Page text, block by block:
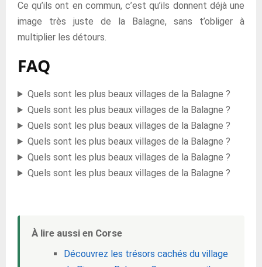
Ce qu’ils ont en commun, c’est qu’ils donnent déjà une
image très juste de la Balagne, sans t’obliger à
multiplier les détours.
FAQ
Quels sont les plus beaux villages de la Balagne ?
Quels sont les plus beaux villages de la Balagne ?
Quels sont les plus beaux villages de la Balagne ?
Quels sont les plus beaux villages de la Balagne ?
Quels sont les plus beaux villages de la Balagne ?
Quels sont les plus beaux villages de la Balagne ?
À lire aussi en Corse
Découvrez les trésors cachés du village